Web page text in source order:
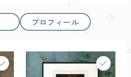
プロフィール